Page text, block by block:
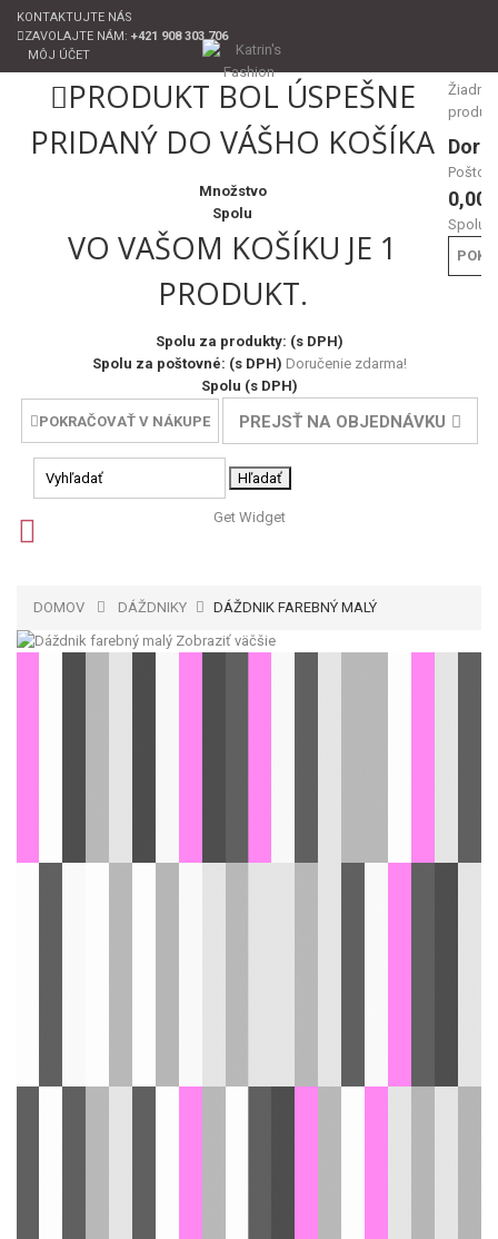
KONTAKTUJTE NÁS
ZAVOLAJTE NÁM: +421 908 303 706
MÔJ ÚČET
Žiadne
0,00
Spolu
PRODUKT BOL ÚSPEŠNE
PRIDANÝ DO VÁŠHO KOŠÍKA
Množstvo
Spolu
VO VAŠOM KOŠÍKU JE 1
PRODUKT.
Spolu za produkty: (s DPH)
Spolu za poštovné: (s DPH) Doručenie zdarma!
Spolu (s DPH)
POKRAČOVAŤ V NÁKUPE PREJSŤ NA OBJEDNÁVKU
Hľadať
Get Widget
DOMOV DÁŽDNIKY
DÁŽDNIK FAREBNÝ MALÝ
Zobraziť väčšie